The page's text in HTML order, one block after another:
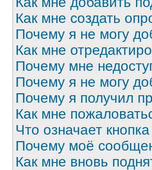
Как мне создать
Почему я не могу
Как мне
Почему мне
Почему я не могу
Почему я получил
Как мне
Что означает
Почему моё
Как мне вновь